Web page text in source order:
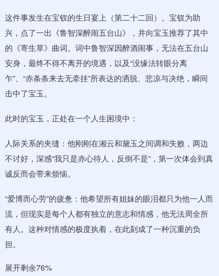
这件事发生在宝钗的生日宴上（第二十二回）。宝钗为助
兴，点了一出《鲁智深醉闹五台山》，并向宝玉推荐了其中
的《寄生草》曲词。词中鲁智深因醉酒闹事，无法在五台山
安身，最终不得不离开的境遇，以及“没缘法转眼分离
乍”、“赤条条来去无牵挂”所表达的洒脱、悲凉与决绝，瞬间
击中了宝玉。
此时的宝玉，正处在一个人生困境中：
人际关系的夹缝：他刚刚在湘云和黛玉之间调和失败，两边
不讨好，深感“我只是赤心待人，反倒不是”，第一次体会到真
诚反而会带来烦恼。
“爱博而心劳”的疲惫：他希望所有姐妹的眼泪都只为他一人而
流，但现实是每个人都有独立的意志和情感，他无法周全所
有人。这种对情感的极度执着，在此刻成了一种沉重的负
担。
展开剩余76%